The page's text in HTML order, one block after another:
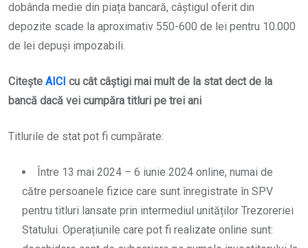
dobânda medie din piața bancară, câștigul oferit din
depozite scade la aproximativ 550-600 de lei pentru 10.000
de lei depuși impozabili.
Citește AICI cu cât câștigi mai mult de la stat dect de la
bancă dacă vei cumpăra titluri pe trei ani
Titlurile de stat pot fi cumpărate:
Între 13 mai 2024 – 6 iunie 2024 online, numai de
către persoanele fizice care sunt înregistrate în SPV
pentru titluri lansate prin intermediul unităților Trezoreriei
Statului. Operațiunile care pot fi realizate online sunt: